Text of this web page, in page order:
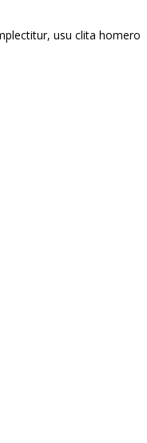
usu clita homero